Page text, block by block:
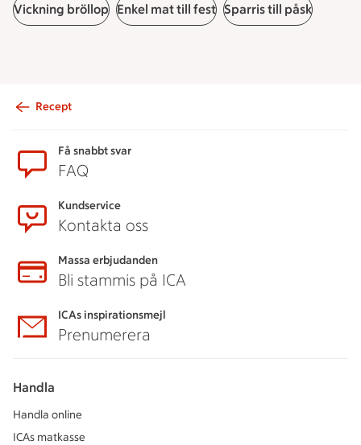
Vickning bröllop Enkel mat till fest Sparris till påsk
Recept
Få snabbt svar
FAQ
Kundservice
Kontakta oss
Massa erbjudanden
Bli stammis på ICA
ICAs inspirationsmejl
Prenumerera
Handla
Handla online
ICAs matkasse